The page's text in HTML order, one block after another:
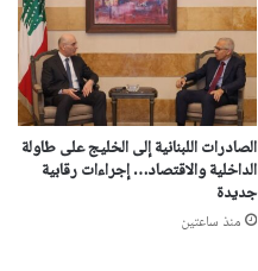
الصادرات اللبنانية إلى الخليج على طاولة
الداخلية والاقتصاد… إجراءات رقابية
جديدة
منذ ساعتين